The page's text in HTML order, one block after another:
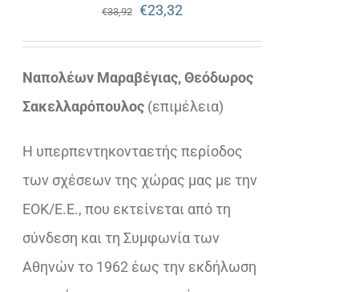
€33,92
Original
price
was:
€33,92.
€23,32Η
τρέχουσα
τιμή
είναι:
Ναπολέων Μαραβέγιας, Θεόδωρος
Σακελλαρόπουλος (επιμέλεια)
Η υπερπεντηκονταετής περίοδος
των σχέσεων της χώρας μας με την
ΕΟΚ/Ε.Ε., που εκτείνεται από τη
σύνδεση και τη Συμφωνία των
Αθηνών το 1962 έως την εκδήλωση